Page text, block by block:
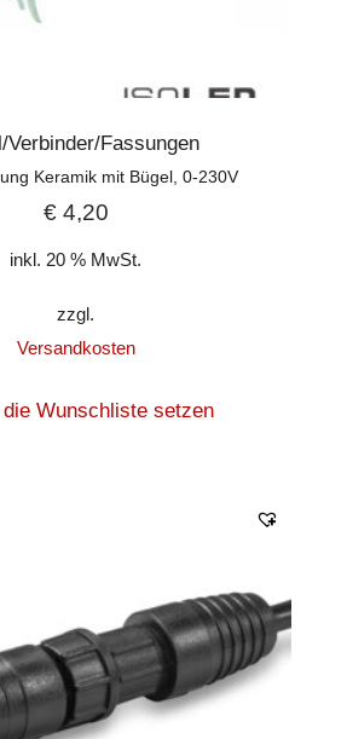
Verbinder/Fassungen
Keramik mit Bügel, 0-230V
€4,20
inkl. 20 % MwSt.
zzgl.
Versandkosten
die Wunschliste setzen